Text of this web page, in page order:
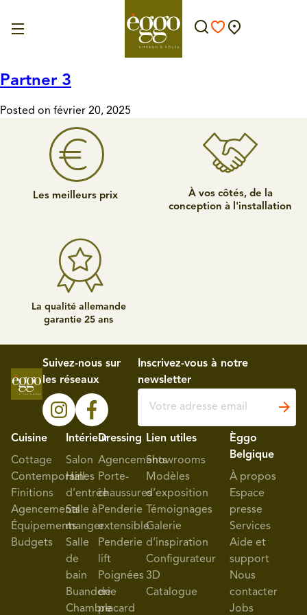
Partner 3
Posted on février 20, 2025
Les meilleurs prix
À vos côtés, de la
conception à l'installation
La qualité allemande
garantie 25 ans
Suivez-nous sur
les réseaux
Inscrivez-vous à notre
newsletter
Cuisine
Cottage
Contemporaines
Finitions
Agencements
Équipements
Budgets
Intérieur
Salon
Hall
d’entrée
Salle à
manger
Salle
de
bain
Buanderie
Chambre
Dressing
Agencements
Porte-
chaussures
Penderie
extensible
Penderie
lift
Poignées
de
placard
Lien utiles
Showrooms
Modèles
d’exposition
Témoignages
Galerie
d’inspiration
Configurateur
3D
Catalogue
Èggo
Belgique
À propos
Espace
presse
Services
Aide et
support
Nous
contacter
Jobs